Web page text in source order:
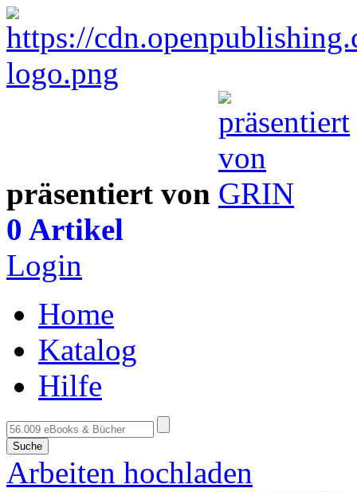
präsentiert von
0 Artikel
Login
Home
Katalog
Hilfe
Suche
Arbeiten hochladen